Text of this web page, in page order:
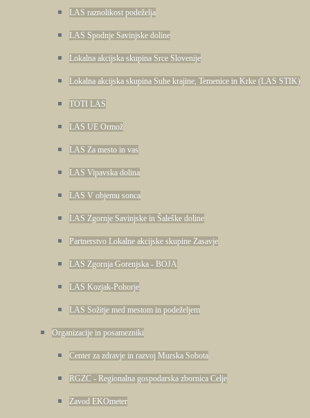
LAS raznolikost podeželja
LAS Spodnje Savinjske doline
Lokalna akcijska skupina Srce Slovenije
Lokalna akcijska skupina Suhe krajine, Temenice in Krke (LAS STIK)
TOTI LAS
LAS UE Ormož
LAS Za mesto in vas
LAS Vipavska dolina
LAS V objemu sonca
LAS Zgornje Savinjske in Šaleške doline
Partnerstvo Lokalne akcijske skupine Zasavje
LAS Zgornja Gorenjska - BOJA
LAS Kozjak-Pohorje
LAS Sožitje med mestom in podeželjem
Organizacije in posamezniki
Center za zdravje in razvoj Murska Sobota
RGZC - Regionalna gospodarska zbornica Celje
Zavod EKOmeter